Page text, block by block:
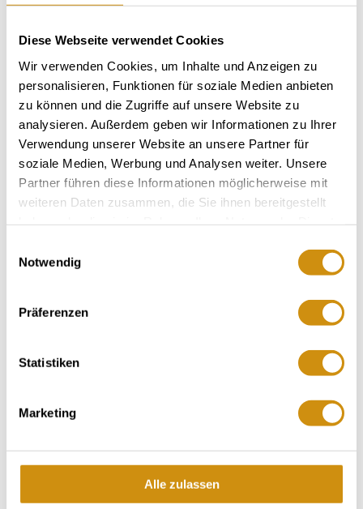
Diese Webseite verwendet Cookies
Wir verwenden Cookies, um Inhalte und Anzeigen zu
personalisieren, Funktionen für soziale Medien anbieten
zu können und die Zugriffe auf unsere Website zu
analysieren. Außerdem geben wir Informationen zu Ihrer
Verwendung unserer Website an unsere Partner für
soziale Medien, Werbung und Analysen weiter. Unsere
Partner führen diese Informationen möglicherweise mit
weiteren Daten zusammen, die Sie ihnen bereitgestellt
Notwendig
Präferenzen
Statistiken
Marketing
Alle zulassen
Opening hours Contact
Further Information & Downloads
Opening hours
02.10.2025 to 01.12.2027
Wednesday
Saturday